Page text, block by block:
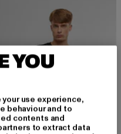
YOU
use experience,
behaviour and to
contents and
to extract data